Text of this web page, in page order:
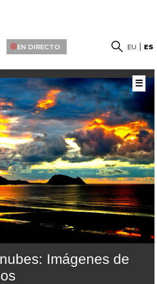
EN DIRECTO EU ES
Imágenes de
☰